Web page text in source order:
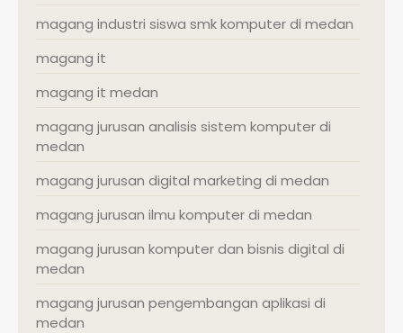
magang industri siswa smk komputer di medan
magang it
magang it medan
magang jurusan analisis sistem komputer di
medan
magang jurusan digital marketing di medan
magang jurusan ilmu komputer di medan
magang jurusan komputer dan bisnis digital di
medan
magang jurusan pengembangan aplikasi di
medan